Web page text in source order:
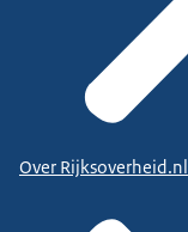
Over Rijksoverheid.nl